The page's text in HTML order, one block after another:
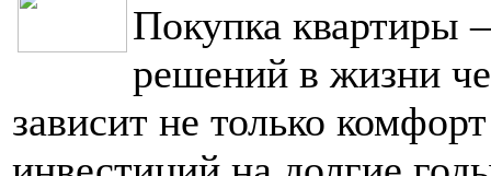
Покупка
решений в жизни
зависит не только